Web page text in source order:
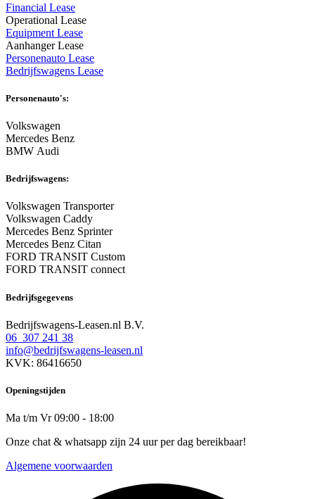
Financial Lease
Operational Lease
Equipment Lease
Aanhanger Lease
Personenauto Lease
Bedrijfswagens Lease
Personenauto's:
Volkswagen
Mercedes Benz
BMW Audi
Bedrijfswagens:
Volkswagen Transporter
Volkswagen Caddy
Mercedes Benz Sprinter
Mercedes Benz Citan
FORD TRANSIT Custom
FORD TRANSIT connect
Bedrijfsgegevens
Bedrijfswagens-Leasen.nl B.V.
06 307 241 38
info@bedrijfswagens-leasen.nl
KVK: 86416650
Openingstijden
Ma t/m Vr 09:00 - 18:00
Onze chat & whatsapp zijn 24 uur per dag bereikbaar!
Algemene voorwaarden